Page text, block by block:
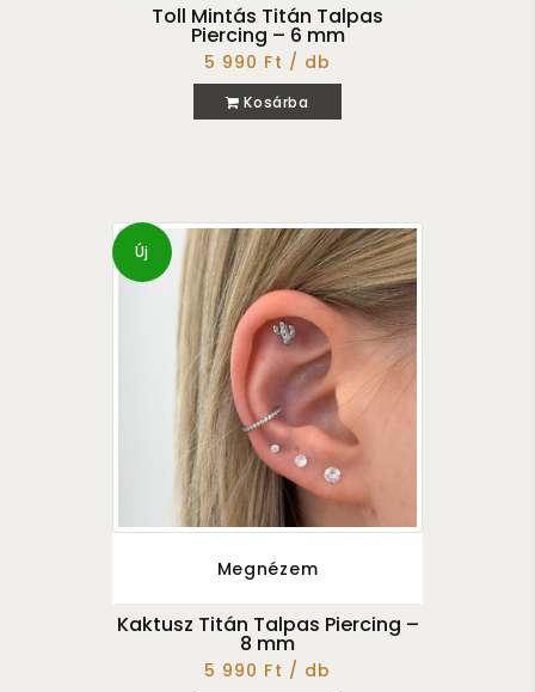
Toll Mintás Titán Talpas
Piercing – 6 mm
5 990 Ft / db
Kosárba
Új
Megnézem
Kaktusz Titán Talpas Piercing –
8 mm
5 990 Ft / db